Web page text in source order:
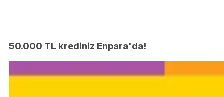
50.000 TL krediniz Enpara'da!